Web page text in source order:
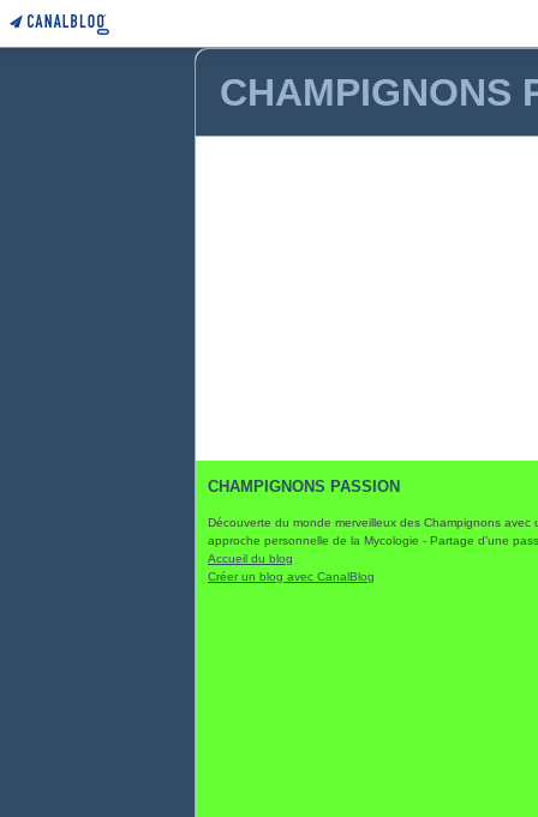
CHAMPIGNONS
CHAMPIGNONS PASSION
Découverte du monde merveilleux des Champignons avec
approche personnelle de la Mycologie - Partage d'une
Accueil du blog
Créer un blog avec CanalBlog